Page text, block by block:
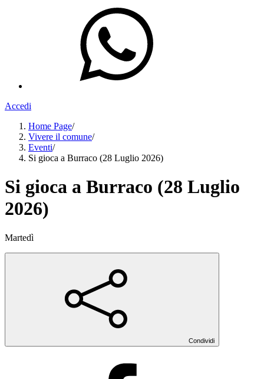
Accedi
Home Page/
Vivere il comune/
Eventi/
Si gioca a Burraco (28 Luglio 2026)
Si gioca a Burraco (28 Luglio
2026)
Martedì
Condividi